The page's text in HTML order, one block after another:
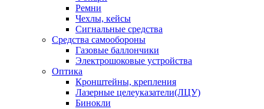
Ремни
Чехлы, кейсы
Сигнальные средства
Средства самообороны
Газовые баллончики
Электрошоковые устройства
Оптика
Кронштейны, крепления
Лазерные целеуказатели(ЛЦУ)
Бинокли